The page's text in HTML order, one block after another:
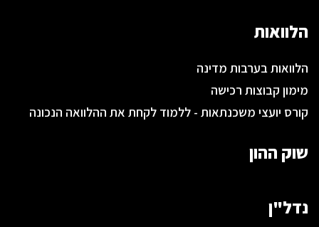
הלוואות
הלוואות בערבות מדינה
מימון קבוצות רכישה
קורס יועצי משכנתאות - ללמוד לקחת את ההלוואה הנכונה
שוק ההון
נדל"ן